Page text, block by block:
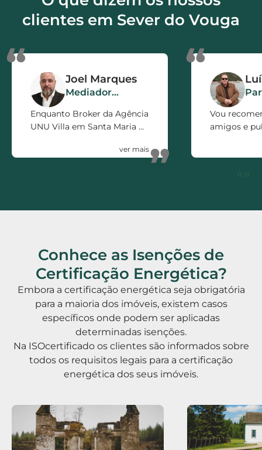
nossa agenda.
clientes em Sever do Vouga
“
”
Joel Marques
Mediador
Enquanto Broker da Agência
UNU Villa em Santa Maria da
a ISOcertificado como
“
Vou
amigos e
Conhece as Isenções de
Certificação Energética?
Embora a certificação energética seja obrigatória
para a maioria dos imóveis, existem casos
específicos onde podem ser aplicadas
determinadas isenções.
Na ISOcertificado os clientes são informados sobre
todos os requisitos legais para a certificação
energética dos seus imóveis.